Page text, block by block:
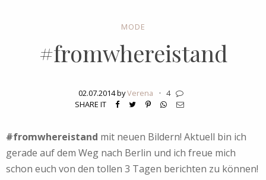
MODE
#fromwhereistand
02.07.2014 byVerena · 4
SHARE IT
#fromwhereistand mit neuen Bildern! Aktuell bin ich
gerade auf dem Weg nach Berlin und ich freue mich
schon euch von den tollen 3 Tagen berichten zu können!